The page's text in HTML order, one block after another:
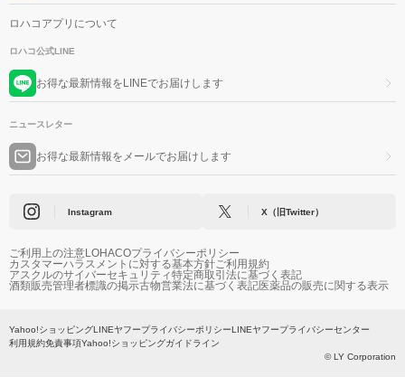
ロハコアプリについて
ロハコ公式LINE
お得な最新情報をLINEでお届けします
ニュースレター
お得な最新情報をメールでお届けします
Instagram X（旧Twitter）
ご利用上の注意LOHACOプライバシーポリシー
カスタマーハラスメントに対する基本方針ご利用規約
アスクルのサイバーセキュリティ特定商取引法に基づく表記
酒類販売管理者標識の掲示古物営業法に基づく表記医薬品の販売に関する表示
Yahoo!ショッピングLINEヤフープライバシーポリシーLINEヤフープライバシーセンター
利用規約免責事項Yahoo!ショッピングガイドライン
© LY Corporation